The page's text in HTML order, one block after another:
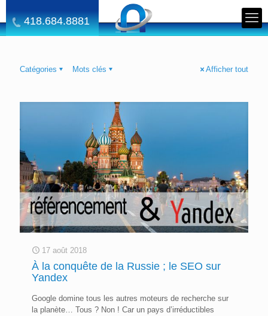
418.684.8881
Catégories Mots clés Afficher tout
17 août 2018
À la conquête de la Russie ; le SEO sur
Yandex
Google domine tous les autres moteurs de recherche sur
la planète… Tous ? Non ! Car un pays d’irréductibles